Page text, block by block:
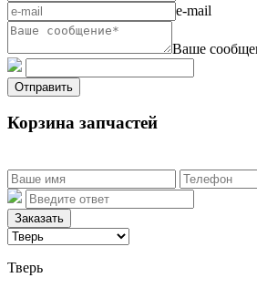
e-mail
Ваше
Отправить
Корзина запчастей
Заказать
Тверь